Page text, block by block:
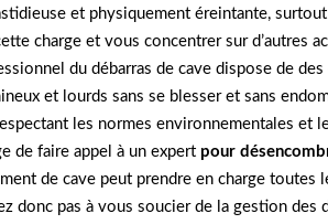
et physiquement éreintante,
charge et vous concentrer sur d’autres
du débarras de cave dispose de
et lourds sans se blesser et sans
les normes environnementales et
de faire appel à un expert pour
de cave peut prendre en charge
donc pas à vous soucier de la gestion